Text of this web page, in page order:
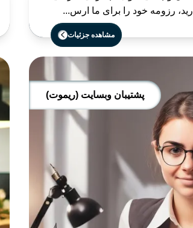
مشاهده جزئیات
پشتیبان وبسایت (ریموت)